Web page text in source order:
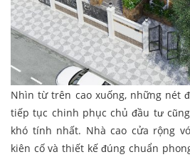
Nhìn từ trên cao xuống, những nét
tiếp tục chinh phục chủ đầu tư
khó tính nhất. Nhà cao cửa rộng
kiên cố và thiết kế đúng chuẩn